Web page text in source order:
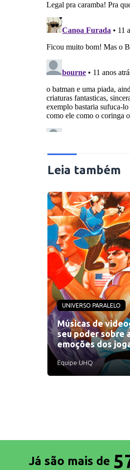
Leia também
UNIVERSO PARALELO
Músicas de
seu poder sobre
emoções dos
Equipe UHQ
Já são mais de